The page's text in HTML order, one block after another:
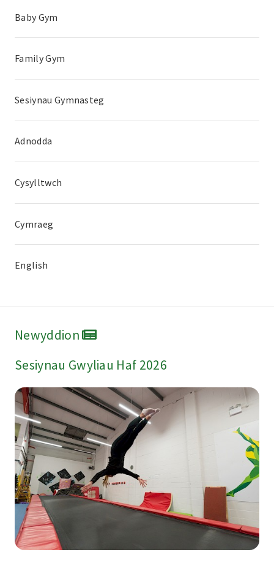
Baby Gym
Family Gym
Sesiynau Gymnasteg
Adnodda
Cysylltwch
Cymraeg
English
Newyddion
Sesiynau Gwyliau Haf 2026